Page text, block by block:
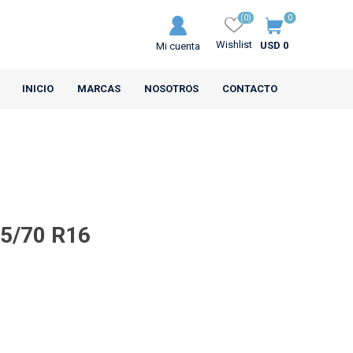
Mi cuenta Wishlist
(0) 0
USD 0
INICIO MARCAS NOSOTROS CONTACTO
70 R16